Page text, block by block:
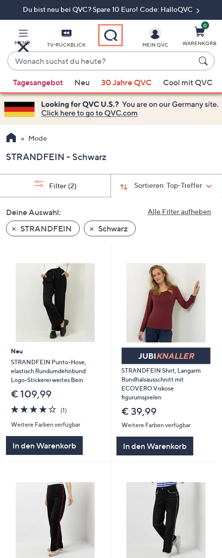
Du bist neu bei QVC? Spare 10 Euro! Code: HalloQVC
MENÜ TV-RÜCKBLICK
Wonach
suchst
du
heute?
Vorschläge
verfügbar
sind,
verwenden
Sie
Pfeiltasten
nach
und
nach
unten
oder
um
diese
anzuzeigen.
MEIN QVC
0
WARENKORB
Tagesangebot Neu 30 Jahre QVC Cool mit QVC
Mode
STRANDFEIN - Schwarz
Sortieren:Top-Treffer
Filter (2)
Alle Filter aufheben
Deine Auswahl:
STRANDFEIN
Schwarz
Neu
STRANDFEIN Punto-Hose,
elastisch Rundumdehnbund
Logo-Stickerei weites Bein
€ 109,99
4.0
von
5
(1)1
Weitere Farben verfügbar
In den Warenkorb
JUBIKNALLER
STRANDFEIN Shirt, Langarm
Rundhalsausschnitt mit
ECOVERO Viskose
figurumspielen
€ 39,99
Weitere Farben verfügbar
In den Warenkorb